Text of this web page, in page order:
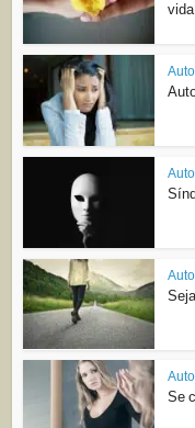
vida
Se